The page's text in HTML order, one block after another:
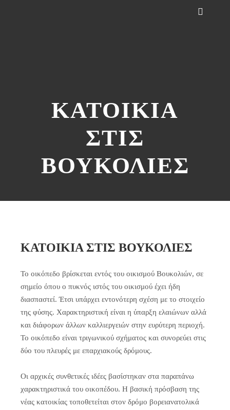
ΚΑΤΟΙΚΙΑ
ΣΤΙΣ
ΒΟΥΚΟΛΙΕΣ
ΚΑΤΟΙΚΙΑ ΣΤΙΣ ΒΟΥΚΟΛΙΕΣ
Το οικόπεδο βρίσκεται εντός του οικισμού Βουκολιών, σε
σημείο όπου ο πυκνός ιστός του οικισμού έχει ήδη
διασπαστεί. Έτσι υπάρχει εντονότερη σχέση με το στοιχείο
της φύσης. Χαρακτηριστική είναι η ύπαρξη ελαιώνων αλλά
και διάφορων άλλων καλλιεργειών στην ευρύτερη περιοχή.
Το οικόπεδο είναι τριγωνικού σχήματος και συνορεύει στις
δύο του πλευρές με επαρχιακούς δρόμους.
Οι αρχικές συνθετικές ιδέες βασίστηκαν στα παραπάνω
χαρακτηριστικά του οικοπέδου. Η βασική πρόσβαση της
νέας κατοικίας τοποθετείται στον δρόμο βορειανατολικά